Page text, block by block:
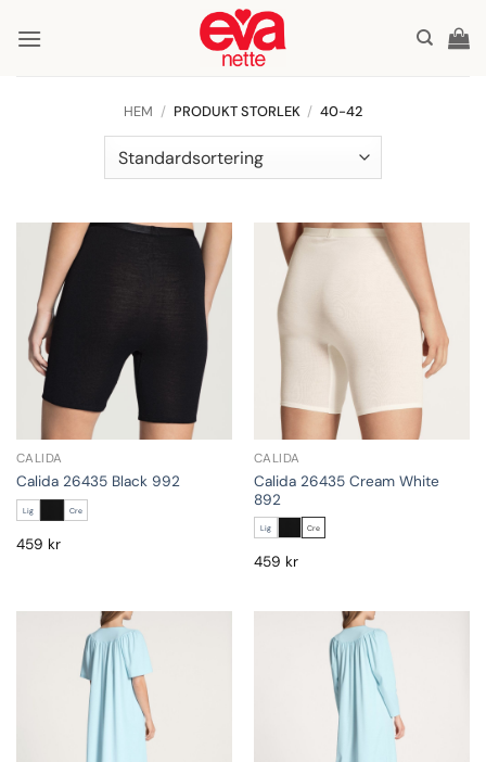
HEM / PRODUKT STORLEK / 40-42
CALIDA
Calida 26435 Black 992
Lig Cre
459 kr
CALIDA
Calida 26435 Cream White
892
Lig Cre
459 kr